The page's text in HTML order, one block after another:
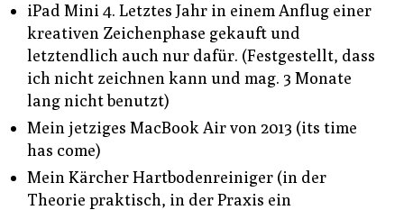
iPad Mini 4. Letztes Jahr in einem Anflug einer
kreativen Zeichenphase gekauft und
letztendlich auch nur dafür. (Festgestellt, dass
ich nicht zeichnen kann und mag. 3 Monate
lang nicht benutzt)
Mein jetziges MacBook Air von 2013 (its time
has come)
Mein Kärcher Hartbodenreiniger (in der
Theorie praktisch, in der Praxis ein